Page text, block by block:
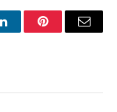
LinkedInPinterestEmail